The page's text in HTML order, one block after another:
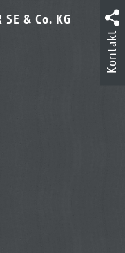
SE & Co. KG
Kontakt